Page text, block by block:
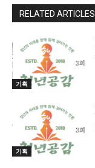
RELATED ARTICLES
기획
기획